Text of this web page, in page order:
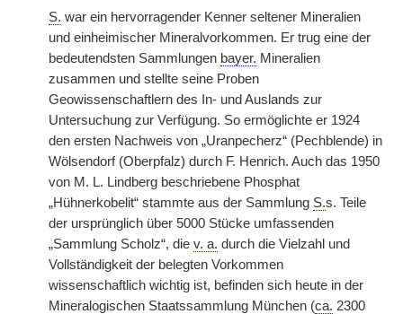
S. war ein hervorragender Kenner seltener Mineralien
und einheimischer Mineralvorkommen. Er trug eine der
bedeutendsten Sammlungen bayer. Mineralien
zusammen und stellte seine Proben
Geowissenschaftlern des In- und Auslands zur
Untersuchung zur Verfügung. So ermöglichte er 1924
den ersten Nachweis von „Uranpecherz“ (Pechblende) in
Wölsendorf (Oberpfalz) durch F. Henrich. Auch das 1950
von M. L. Lindberg beschriebene Phosphat
„Hühnerkobelit“ stammte aus der Sammlung S.s. Teile
der ursprünglich über 5000 Stücke umfassenden
„Sammlung Scholz“, die v. a. durch die Vielzahl und
Vollständigkeit der belegten Vorkommen
wissenschaftlich wichtig ist, befinden sich heute in der
Mineralogischen Staatssammlung München (ca. 2300